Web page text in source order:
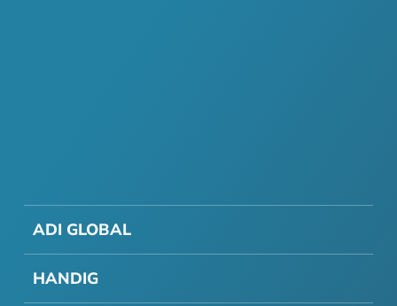
ADI GLOBAL
HANDIG